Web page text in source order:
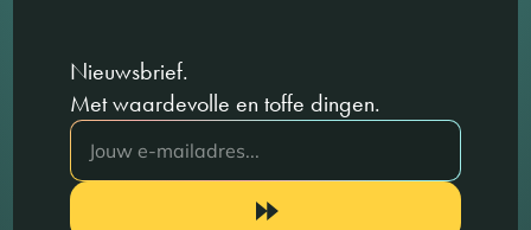
Nieuwsbrief.
Met waardevolle en toffe dingen.